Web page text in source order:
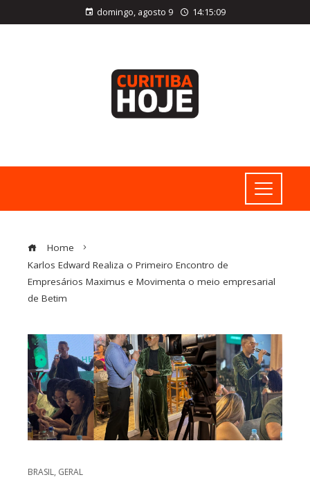
domingo, agosto 9 14:15:10
Home
Karlos Edward Realiza o Primeiro Encontro de
Empresários Maximus e Movimenta o meio empresarial
de Betim
BRASIL, GERAL